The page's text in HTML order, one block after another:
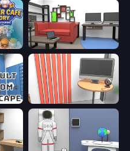
Burger Cafe Story ASMR Cooking Video Studio Escape
Computer Office Escape